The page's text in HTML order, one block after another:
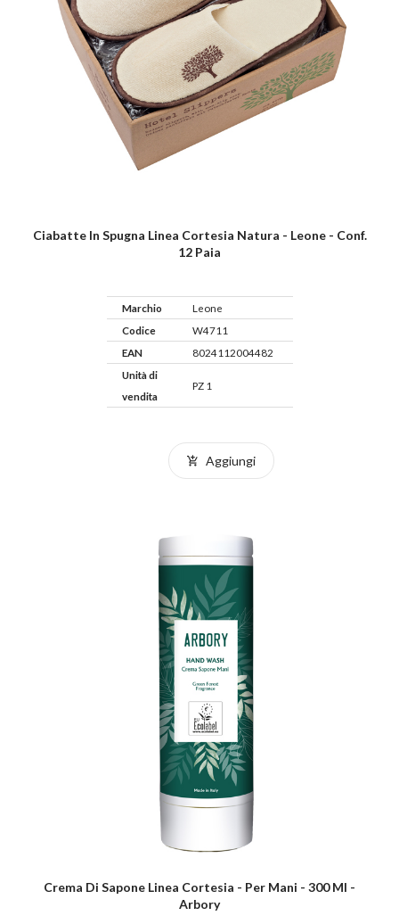
Ciabatte In Spugna Linea Cortesia Natura - Leone - Conf.
12 Paia
Marchio
Leone
Codice
W4711
EAN
8024112004482
Unità di
vendita
PZ 1
Aggiungi
Crema Di Sapone Linea Cortesia - Per Mani - 300 Ml -
Arbory